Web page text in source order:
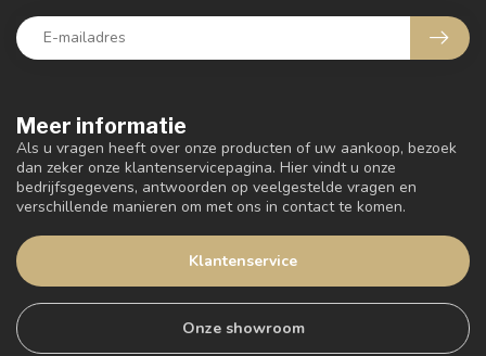
Meer informatie
Als u vragen heeft over onze producten of uw aankoop, bezoek
dan zeker onze klantenservicepagina. Hier vindt u onze
bedrijfsgegevens, antwoorden op veelgestelde vragen en
verschillende manieren om met ons in contact te komen.
Klantenservice
Onze showroom